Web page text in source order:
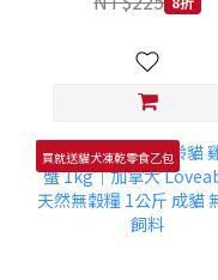
買就送貓犬凍乾零食乙包